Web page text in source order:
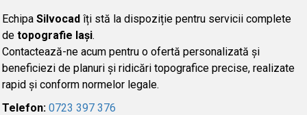
Echipa Silvocadîți stă la dispoziție pentru servicii complete
de topografie Iași.
Contactează-ne acum pentru o ofertă personalizată și
beneficiezi de planuri și ridicări topografice precise, realizate
rapid și conform normelor legale.
Telefon: 0723 397 376